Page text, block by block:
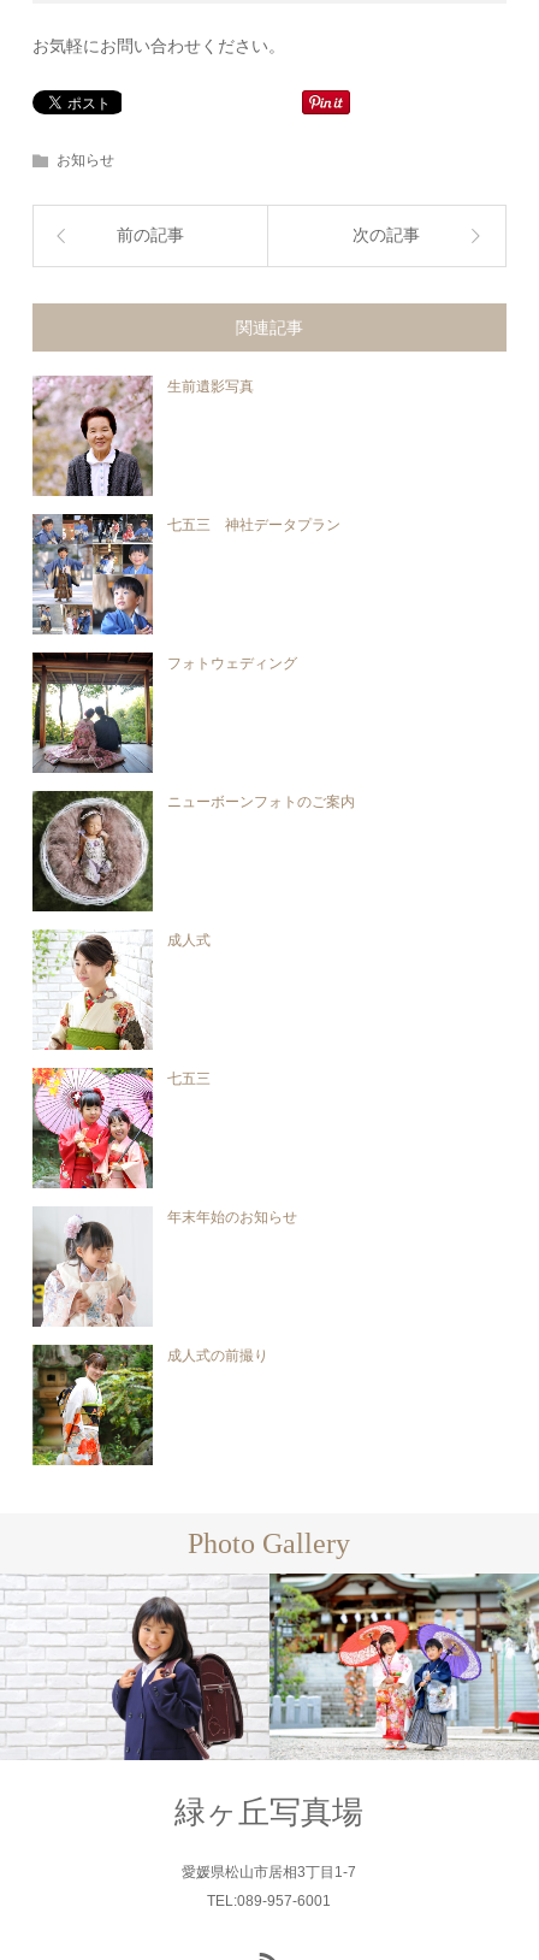
お気軽にお問い合わせください。
お知らせ
前の記事 次の記事
関連記事
生前遺影写真
七五三 神社データプラン
フォトウェディング
ニューボーンフォトのご案内
成人式
七五三
年末年始のお知らせ
成人式の前撮り
Photo Gallery
Family Family
緑ヶ丘写真場
愛媛県松山市居相3丁目1-7
TEL:089-957-6001